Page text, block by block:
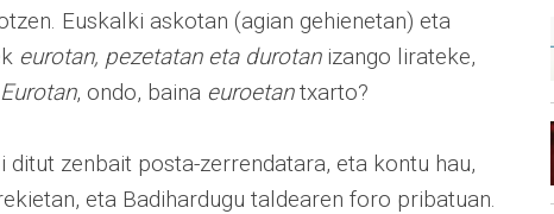
Euskalki askotan (agian gehienetan) eta
eurotan, pezetatan eta durotanizango lirateke,
Eurotan, ondo, baina euroetantxarto?
zenbait posta-zerrendatara, eta kontu hau,
eta Badihardugu taldearen foro pribatuan.